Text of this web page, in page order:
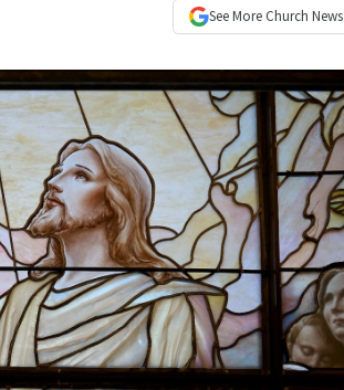
See More Church News